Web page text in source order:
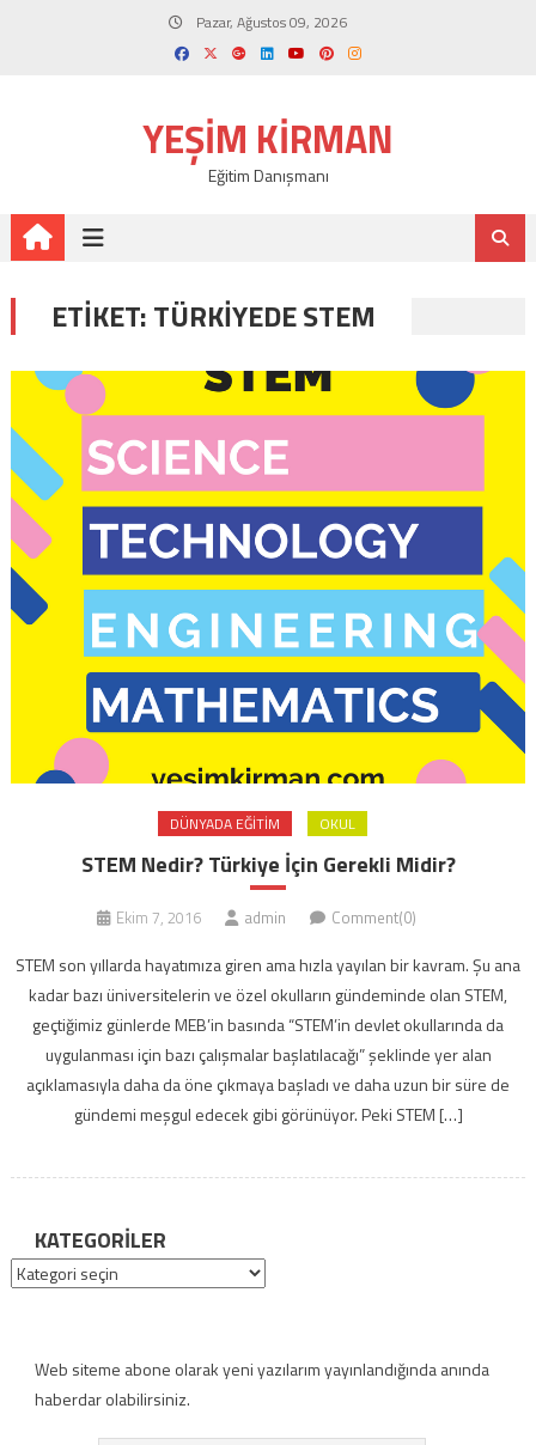
Pazar, Ağustos 09, 2026
YEŞIM KIRMAN
Eğitim Danışmanı
ETIKET:TÜRKIYEDE STEM
DÜNYADA EĞITIM OKUL
STEM Nedir? Türkiye İçin Gerekli Midir?
Ekim 7, 2016 admin Comment(0)
STEM son yıllarda hayatımıza giren ama hızla yayılan bir kavram. Şu ana
kadar bazı üniversitelerin ve özel okulların gündeminde olan STEM,
geçtiğimiz günlerde MEB’in basında “STEM’in devlet okullarında da
uygulanması için bazı çalışmalar başlatılacağı” şeklinde yer alan
açıklamasıyla daha da öne çıkmaya başladı ve daha uzun bir süre de
gündemi meşgul edecek gibi görünüyor. Peki STEM […]
KATEGORILER
Kategoriler
Web siteme abone olarak yeni yazılarım yayınlandığında anında
haberdar olabilirsiniz.